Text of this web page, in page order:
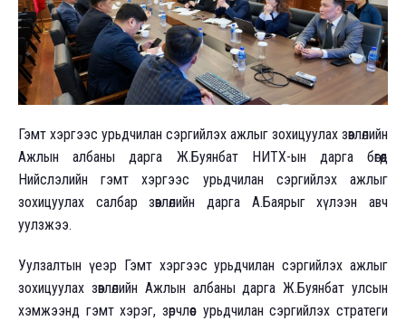
Гэмт хэргээс урьдчилан сэргийлэх ажлыг зохицуулах зөвлөлийн
Ажлын албаны дарга Ж.Буянбат НИТХ-ын дарга бөгөөд
Нийслэлийн гэмт хэргээс урьдчилан сэргийлэх ажлыг
зохицуулах салбар зөвлөлийн дарга А.Баярыг хүлээн авч
уулзжээ.
Уулзалтын үеэр Гэмт хэргээс урьдчилан сэргийлэх ажлыг
зохицуулах зөвлөлийн Ажлын албаны дарга Ж.Буянбат улсын
хэмжээнд гэмт хэрэг, зөрчлөөс урьдчилан сэргийлэх стратеги